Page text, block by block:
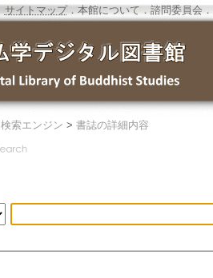
サイトマップ．本館について ． 諮問委員会．
検索エンジン > 書誌の詳細内容